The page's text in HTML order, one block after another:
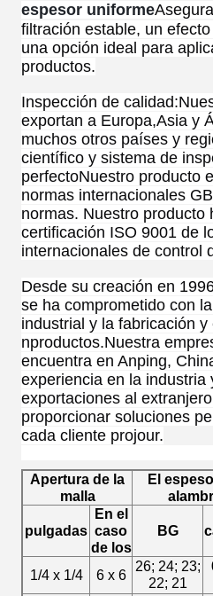
espesor uniforme
filtración estable, un
una opción ideal para
productos.
Inspección de
exportan a Europa,Asia y
muchos otros países y
científico y sistema de
perfectoNuestro producto
normas internacionales
normas. Nuestro producto
certificación ISO 9001 de
internacionales de control
Desde su creación en
se ha comprometido con
industrial y la fabricación
nproductos.Nuestra
encuentra en Anping,
experiencia en la industria
exportaciones al
proporcionar soluciones
cada cliente projour.
Apertura de la
malla
El
pulgadas
En el
caso
de los
BG
1/4 x 1/4 6 x 6
26; 24; 23;
22; 21